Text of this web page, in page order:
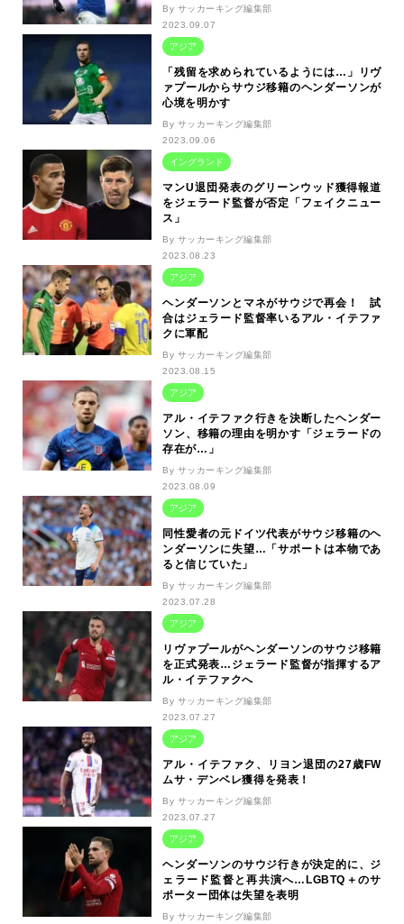
By サッカーキング編集部
2023.09.07
アジア
「残留を求められているようには…」リヴ
ァプールからサウジ移籍のヘンダーソンが
心境を明かす
By サッカーキング編集部
2023.09.06
イングランド
マンU退団発表のグリーンウッド獲得報道
をジェラード監督が否定「フェイクニュー
ス」
By サッカーキング編集部
2023.08.23
アジア
ヘンダーソンとマネがサウジで再会！ 試
合はジェラード監督率いるアル・イテファ
クに軍配
By サッカーキング編集部
2023.08.15
アジア
アル・イテファク行きを決断したヘンダー
ソン、移籍の理由を明かす「ジェラードの
存在が…」
By サッカーキング編集部
2023.08.09
アジア
同性愛者の元ドイツ代表がサウジ移籍のヘ
ンダーソンに失望…「サポートは本物であ
ると信じていた」
By サッカーキング編集部
2023.07.28
アジア
リヴァプールがヘンダーソンのサウジ移籍
を正式発表…ジェラード監督が指揮するア
ル・イテファクへ
By サッカーキング編集部
2023.07.27
アジア
アル・イテファク、リヨン退団の27歳FW
ムサ・デンベレ獲得を発表！
By サッカーキング編集部
2023.07.27
アジア
ヘンダーソンのサウジ行きが決定的に、ジ
ェラード監督と再共演へ…LGBTQ＋のサ
ポーター団体は失望を表明
By サッカーキング編集部